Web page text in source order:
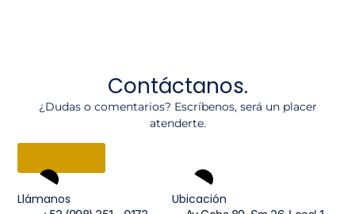
Contáctanos.
¿Dudas o comentarios? Escríbenos, será un placer
atenderte.
Llámanos Ubicación